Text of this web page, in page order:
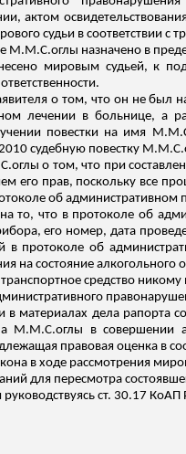
актом
судьи в соответствии с
М.М.С.оглы назначено в
мировым судьей, к
о том, что он не был
лечении в больнице, а
повестки на имя
судебную повестку
о том, что при
его прав, поскольку все
об административном
то, что в протоколе об
его номер, дата
в протоколе об
на состояние алкогольного
средство
в материалах дела рапорта
М.М.С.оглы в совершении
правовая оценка в
в ходе рассмотрения
для пересмотра
руководствуясь ст. 30.17 КоАП